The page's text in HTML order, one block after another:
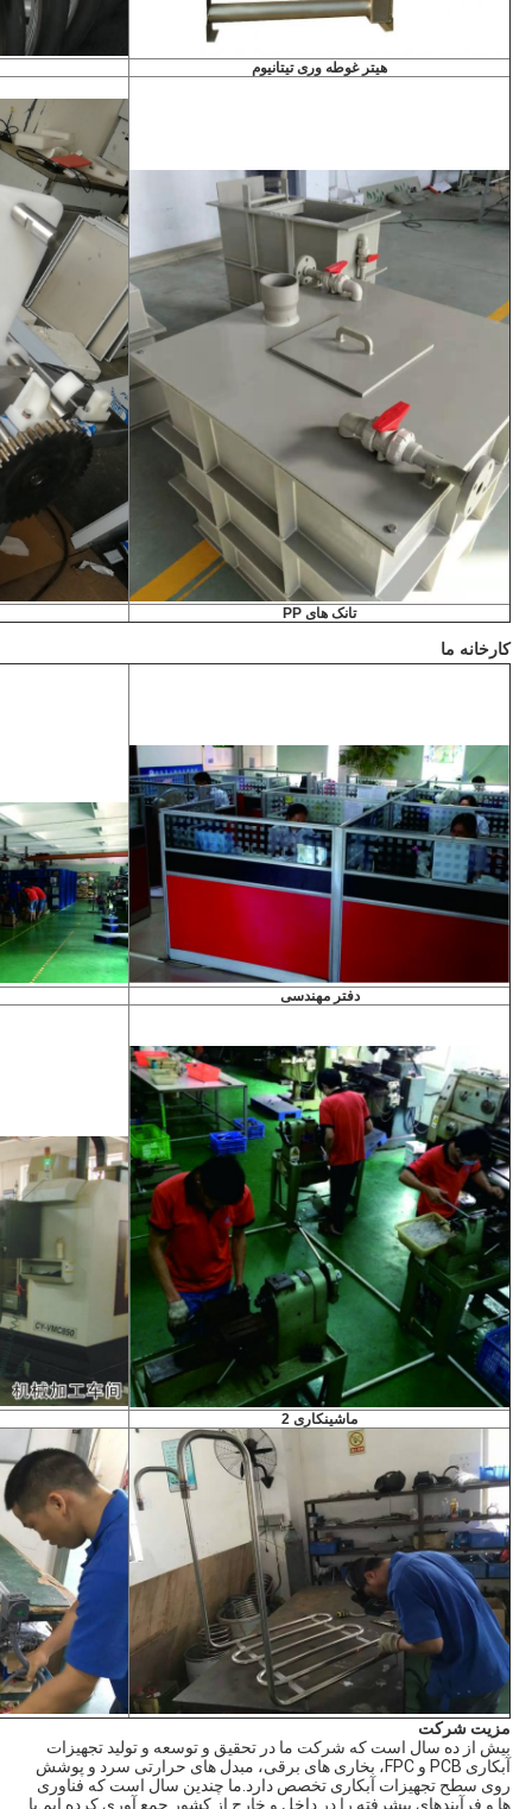
هیتر غوطه وری تیتانیوم
تانک های PP
کارخانه ما
دفتر مهندسی
ماشینکاری 2
مزیت شرکت
بیش از ده سال است که شرکت ما در تحقیق و توسعه و تولید تجهیزات
آبکاری PCB و FPC، بخاری های برقی، مبدل های حرارتی سرد و پوشش
روی سطح تجهیزات آبکاری تخصص دارد.ما چندین سال است که فناوری
ها و فرآیندهای پیشرفته را در داخل و خارج از کشور جمع آوری کرده ایم.با